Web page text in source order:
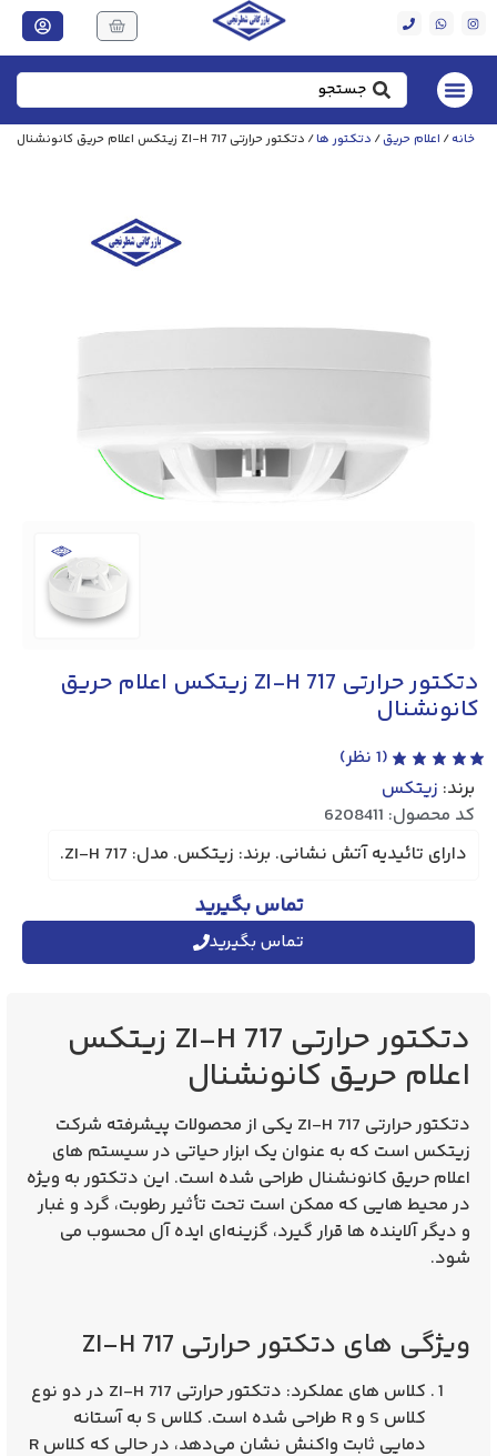
خانه/ اعلام حریق/ دتکتور ها/ دتکتور حرارتی ZI-H 717 زیتکس اعلام حریق کانونشنال
دتکتور حرارتی ZI-H 717 زیتکس اعلام حریق
کانونشنال
(
1 نظر)
برند: زیتکس
کد محصول: 6208411
دارای تائیدیه آتش نشانی. برند: زیتکس. مدل: ZI-H 717.
تماس بگیرید
تماس بگیرید
دتکتور حرارتی ZI-H 717 زیتکس
اعلام حریق کانونشنال
دتکتور حرارتی ZI-H 717
یکی از محصولات پیشرفته شرکت
زیتکس است که به عنوان یک ابزار حیاتی در سیستم‌ های
اعلام حریق کانونشنال طراحی شده است. این دتکتور به ویژه
در محیط‌ هایی که ممکن است تحت تأثیر رطوبت، گرد و غبار
و دیگر آلاینده‌ ها قرار گیرد، گزینه‌ای ایده‌ آل محسوب می‌
شود.
ویژگی‌ های دتکتور حرارتی ZI-H 717
کلاس‌ های عملکرد
: دتکتور حرارتی ZI-H 717 در دو نوع
کلاس S و R طراحی شده است. کلاس S به آستانه
دمایی ثابت واکنش نشان می‌دهد، در حالی که کلاس R